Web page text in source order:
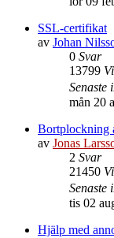
SSL-certifikat
av Johan
0 Svar
13799
Senaste
mån 20
Bortplockning
av Jonas
2 Svar
21450
Senaste
tis 02
Hjälp med